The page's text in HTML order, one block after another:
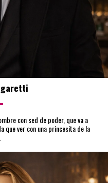
con sed de poder, que va a
que ver con una princesita de la